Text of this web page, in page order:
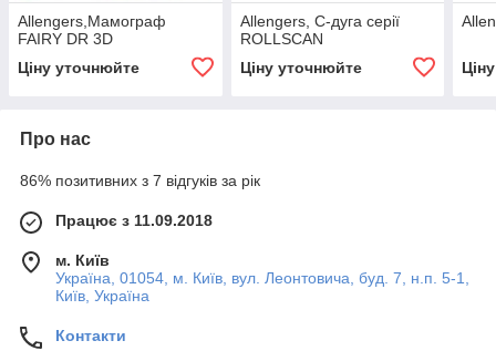
Allengers,Мамограф
FAIRY DR 3D
Ціну уточнюйте
Allengers, C-дуга серії
ROLLSCAN
Ціну уточнюйте
Про нас
86% позитивних з 7 відгуків за рік
Працює з 11.09.2018
м. Київ
Україна, 01054, м. Київ, вул. Леонтовича, буд. 7, н.п. 5-1,
Київ, Україна
Контакти